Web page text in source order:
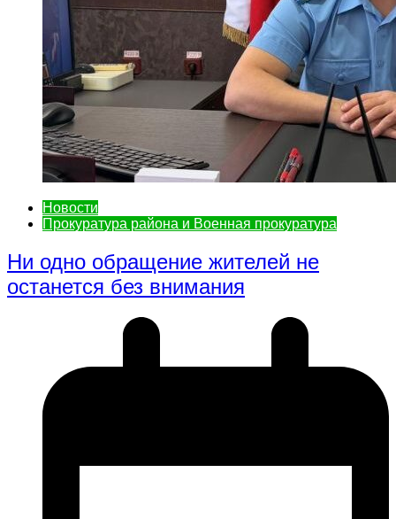
Новости
Прокуратура района и Военная прокуратура
Ни одно обращение жителей не
останется без внимания